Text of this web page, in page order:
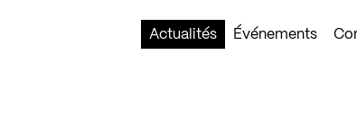
Actualités
Événements